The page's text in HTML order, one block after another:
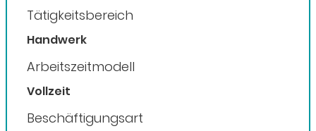
Tätigkeitsbereich
Handwerk
Arbeitszeitmodell
Vollzeit
Beschäftigungsart